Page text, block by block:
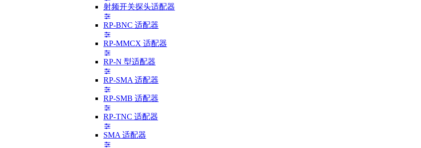
射频开关探头适配器
RP-BNC 适配器
RP-MMCX 适配器
RP-N 型适配器
RP-SMA 适配器
RP-SMB 适配器
RP-TNC 适配器
SMA 适配器